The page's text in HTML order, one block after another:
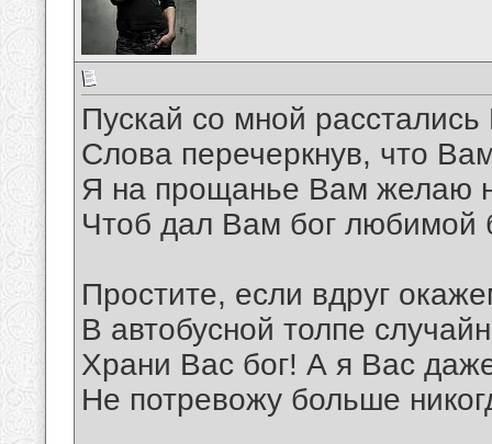
Пускай со мной
Слова перечеркнув, что
Я на прощанье Вам желаю
Чтоб дал Вам бог любимой
Простите, если вдруг
В автобусной толпе
Храни Вас бог! А я Вас
Не потревожу больше